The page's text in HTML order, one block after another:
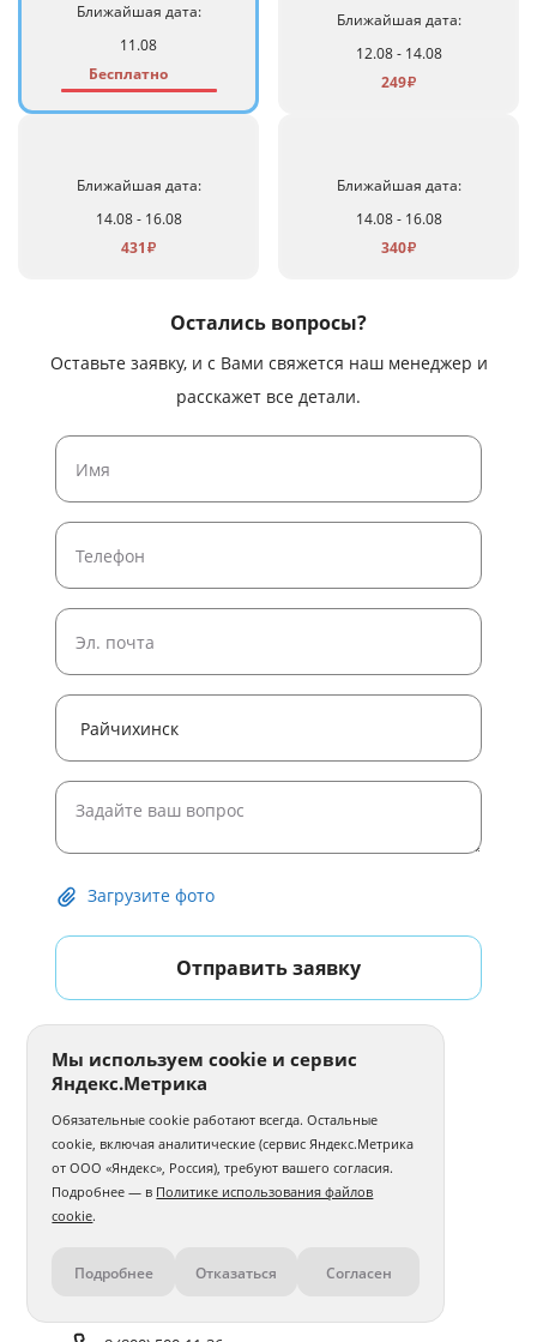
Ближайшая дата:
11.08
Бесплатно
Ближайшая дата:
12.08 - 14.08
249₽
Ближайшая дата:
14.08 - 16.08
431 ₽
Ближайшая дата:
14.08 - 16.08
340₽
Остались вопросы?
Оставьте заявку, и с Вами свяжется наш менеджер и
расскажет все детали.
Загрузите фото
Отправить заявку
Контакты
Мы используем cookie и сервис
Яндекс.Метрика
Обязательные cookie работают всегда. Остальные
cookie, включая аналитические (сервис Яндекс.Метрика
от ООО «Яндекс», Россия), требуют вашего согласия.
Подробнее — в Политике использования файлов
cookie.
Подробнее Отказаться Согласен